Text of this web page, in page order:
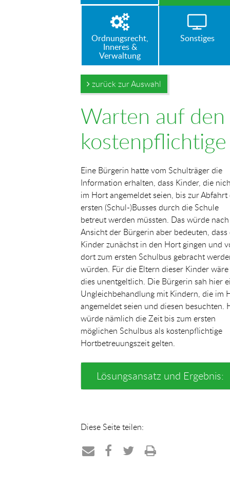
Ordnungsrecht,
Inneres &
Verwaltung
Sonstiges
zurück zur Auswahl
Warten auf den
Eine Bürgerin hatte vom Schulträger die
Information erhalten, dass Kinder, die
im Hort angemeldet seien, bis zur Abfahrt
ersten (Schul-)Busses durch die Schule
betreut werden müssten. Das würde nach
Ansicht der Bürgerin aber bedeuten, dass
Kinder zunächst in den Hort gingen und
dort zum ersten Schulbus gebracht
würden. Für die Eltern dieser Kinder wäre
dies unentgeltlich. Die Bürgerin sah hier
Ungleichbehandlung mit Kindern, die im
angemeldet seien und diesen besuchten.
würde nämlich die Zeit bis zum ersten
möglichen Schulbus als kostenpflichtige
Hortbetreuungszeit gelten.
Lösungsansatz und Ergebnis:
Diese Seite teilen: